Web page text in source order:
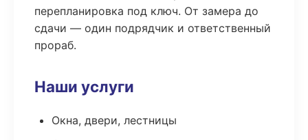
перепланировка под ключ. От замера до
сдачи — один подрядчик и ответственный
прораб.
Наши услуги
Окна, двери, лестницы